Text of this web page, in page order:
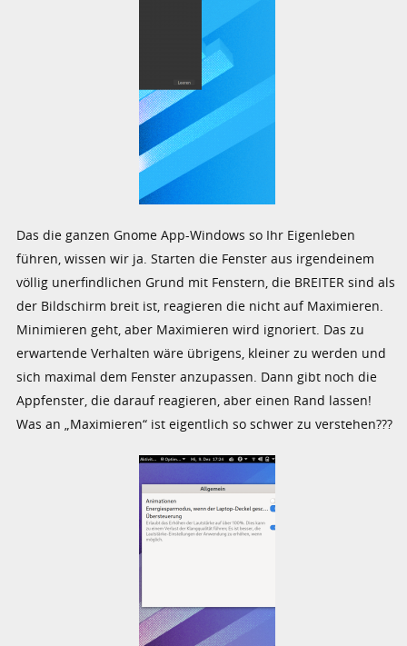
Das die ganzen Gnome App-Windows so Ihr Eigenleben
führen, wissen wir ja. Starten die Fenster aus irgendeinem
völlig unerfindlichen Grund mit Fenstern, die BREITER sind als
der Bildschirm breit ist, reagieren die nicht auf Maximieren.
Minimieren geht, aber Maximieren wird ignoriert. Das zu
erwartende Verhalten wäre übrigens, kleiner zu werden und
sich maximal dem Fenster anzupassen. Dann gibt noch die
Appfenster, die darauf reagieren, aber einen Rand lassen!
Was an „Maximieren“ ist eigentlich so schwer zu verstehen???